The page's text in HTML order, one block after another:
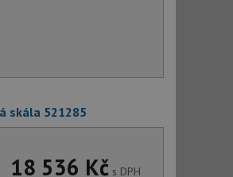
skála 521285
18 536 Kčs DPH